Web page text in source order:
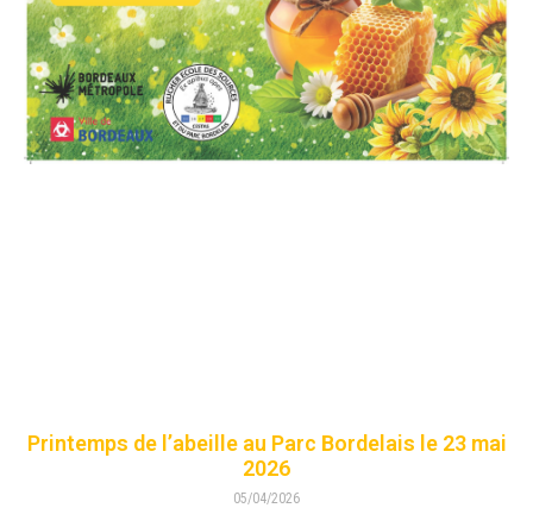
Printemps de l’abeille au Parc Bordelais le 23 mai
2026
05/04/2026